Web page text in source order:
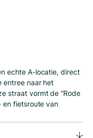
echte A-locatie, direct
entree naar het
straat vormt de “Rode
en fietsroute van
dat via het